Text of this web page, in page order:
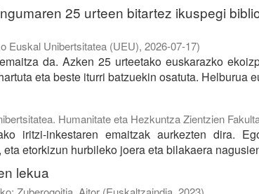
25 urteen bitartez ikuspegi
Euskal Unibertsitatea (UEU), 2026-07-17)
da. Azken 25 urteetako euskarazko
eta beste iturri batzuekin osatuta. Helburua
Humanitate eta Hezkuntza Zientzien
iritzi-inkestaren emaitzak aurkezten dira.
etorkizun hurbileko joera eta bilakaera
lekua